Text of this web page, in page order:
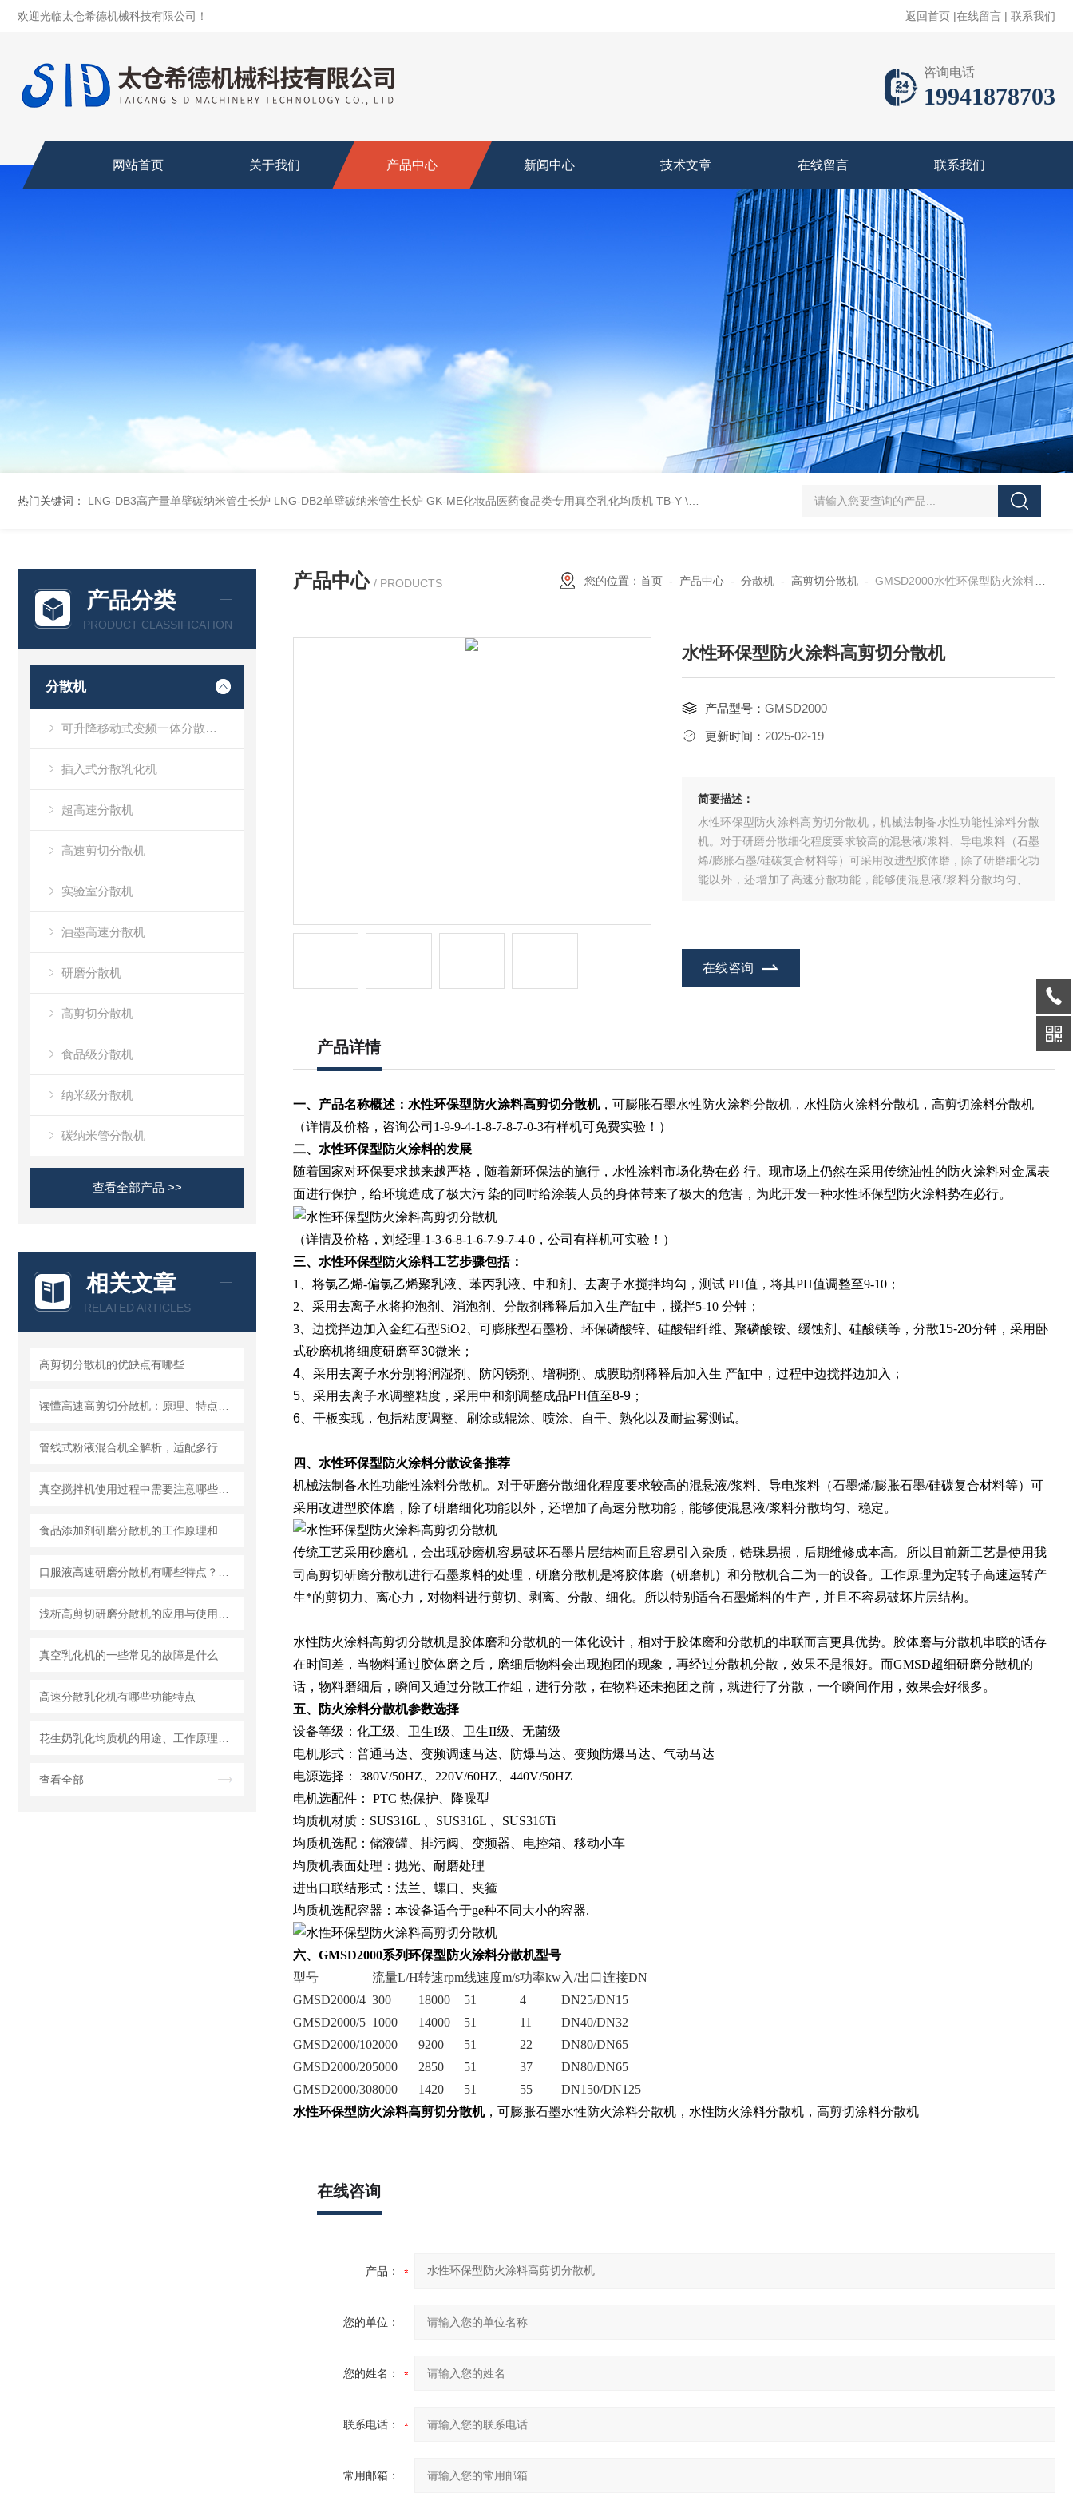
欢迎光临太仓希德机械科技有限公司！ 返回首页 |在线留言 | 联系我们
咨询电话
19941878703
网站首页 关于我们 产品中心 新闻中心 技术文章 在线留言 联系我们
热门关键词： LNG-DB3高产量单壁碳纳米管生长炉 LNG-DB2单壁碳纳米管生长炉 GK-ME化妆品医药食品类专用真空乳化均质机 TB-Y \TB-SSID全自动圆瓶罐贴标机 SJMFSID/希德 鸡骨泥湿法粉碎胶体磨 超细粉
产品分类
PRODUCT CLASSIFICATION
分散机
可升降移动式变频一体分散乳化机
插入式分散乳化机
超高速分散机
高速剪切分散机
实验室分散机
油墨高速分散机
研磨分散机
高剪切分散机
食品级分散机
纳米级分散机
碳纳米管分散机
查看全部产品 >>
相关文章
RELATED ARTICLES
高剪切分散机的优缺点有哪些
真空乳化机的一些常见的故障是什么
高速分散乳化机有哪些功能特点
查看全部
产品中心 / PRODUCTS 您的位置： 首页- 产品中心- 分散机- 高剪切分散机- GMSD2000水性环保型防火涂料高剪切分散机
水性环保型防火涂料高剪切分散机
产品型号： GMSD2000
更新时间： 2025-02-19
简要描述：
水性环保型防火涂料高剪切分散机，机械法制备水性功能性涂料分散
机。对于研磨分散细化程度要求较高的混悬液/浆料、导电浆料（石墨
烯/膨胀石墨/硅碳复合材料等）可采用改进型胶体磨，除了研磨细化功
能以外，还增加了高速分散功能，能够使混悬液/浆料分散均匀、稳
在线咨询
产品详情
一、产品名称概述： 水性环保型防火涂料高剪切分散机，可膨胀石墨水性防火涂料分散机，水性防火涂料分散机，高剪切涂料分散机
（详情及价格，咨询公司1-9-9-4-1-8-7-8-7-0-3有样机可免费实验！）
二、水性环保型防火涂料的发展
随着国家对环保要求越来越严格，随着新环保法的施行，水性涂料市场化势在必 行。现市场上仍然在采用传统油性的防火涂料对金属表
面进行保护，给环境造成了极大污 染的同时给涂装人员的身体带来了极大的危害，为此开发一种水性环保型防火涂料势在必行。
（详情及价格，刘经理-1-3-6-8-1-6-7-9-7-4-0，公司有样机可实验！）
三、水性环保型防火涂料工艺步骤包括：
1、将氯乙烯-偏氯乙烯聚乳液、苯丙乳液、中和剂、去离子水搅拌均勾，测试 PH值，将其PH值调整至9-10；
2、采用去离子水将抑泡剂、消泡剂、分散剂稀释后加入生产缸中，搅拌5-10 分钟；
3、边搅拌边加入金红石型SiO2、可膨胀型石墨粉、环保磷酸锌、 硅酸铝纤维、聚磷酸铵、缓蚀剂、硅酸镁等，分散15-20分钟，采用卧
式砂磨机将细度研磨至30微米；
4、采用去离子水分别将润湿剂、防闪锈剂、增稠剂、成膜助剂稀释后加入生 产缸中，过程中边搅拌边加入；
5、采用去离子水调整粘度，采用中和剂调整成品PH值至8-9；
6、干板实现，包括粘度调整、刷涂或辊涂、喷涂、自干、熟化以及耐盐雾测试。
四、水性环保型防火涂料分散设备推荐
机械法制备水性功能性涂料分散机。对于研磨分散细化程度要求较高的混悬液/浆料、导电浆料（石墨烯/膨胀石墨/硅碳复合材料等）可
采用改进型胶体磨，除了研磨细化功能以外，还增加了高速分散功能，能够使混悬液/浆料分散均匀、稳定。
传统工艺采用砂磨机，会出现砂磨机容易破坏石墨片层结构而且容易引入杂质，锆珠易损，后期维修成本高。所以目前新工艺是使用我
司高剪切研磨分散机进行石墨浆料的处理，研磨分散机是将胶体磨（研磨机）和分散机合二为一的设备。工作原理为定转子高速运转产
生*的剪切力、离心力，对物料进行剪切、剥离、分散、细化。所以特别适合石墨烯料的生产，并且不容易破坏片层结构。
水性防火涂料高剪切分散机是胶体磨和分散机的一体化设计，相对于胶体磨和分散机的串联而言更具优势。胶体磨与分散机串联的话存
在时间差，当物料通过胶体磨之后，磨细后物料会出现抱团的现象，再经过分散机分散，效果不是很好。而GMSD超细研磨分散机的
话，物料磨细后，瞬间又通过分散工作组，进行分散，在物料还未抱团之前，就进行了分散，一个瞬间作用，效果会好很多。
五、防火涂料分散机参数选择
设备等级：化工级、卫生I级、卫生II级、无菌级
电机形式：普通马达、变频调速马达、防爆马达、变频防爆马达、气动马达
电源选择： 380V/50HZ、220V/60HZ、440V/50HZ
电机选配件： PTC 热保护、降噪型
均质机材质：SUS316L 、SUS316L 、SUS316Ti
均质机选配：储液罐、排污阀、变频器、电控箱、移动小车
均质机表面处理：抛光、耐磨处理
进出口联结形式：法兰、螺口、夹箍
均质机选配容器：本设备适合于ge种不同大小的容器.
六、GMSD2000系列环保型防火涂料分散机型号
型号
流量L/H转速rpm线速度m/s功率kw入/出口连接DN
GMSD2000/4 300 18000 51 4
DN25/DN15
GMSD2000/5 1000 14000 51 11
DN40/DN32
GMSD2000/102000 9200 51 22
DN80/DN65
GMSD2000/205000 2850 51 37
DN80/DN65
GMSD2000/308000 1420 51 55
DN150/DN125
水性环保型防火涂料高剪切分散机，可膨胀石墨水性防火涂料分散机，水性防火涂料分散机，高剪切涂料分散机
在线咨询
产品：
您的单位：
您的姓名：
联系电话：
常用邮箱：